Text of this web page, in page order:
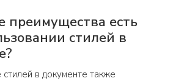
преимущества есть
стилей в
в документе также